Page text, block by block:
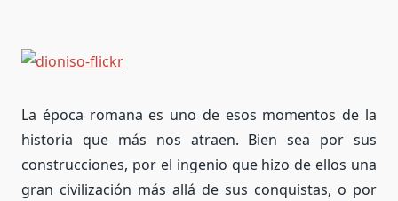
La época romana es uno de esos momentos de la
historia que más nos atraen. Bien sea por sus
construcciones, por el ingenio que hizo de ellos una
gran civilización más allá de sus conquistas, o por